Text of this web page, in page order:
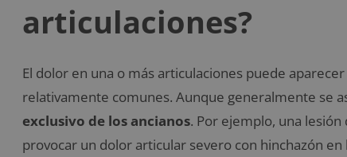
articulaciones?
El dolor en una o más articulaciones puede
relativamente comunes. Aunque generalmente se
exclusivo de los ancianos. Por ejemplo, una
provocar un dolor articular severo con hinchazón